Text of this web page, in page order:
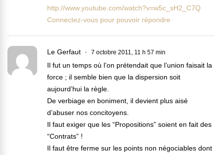
http://www.youtube.com/watch?v=w5c_sH2_C7Q
Connectez-vous pour pouvoir répondre
Le Gerfaut 7 octobre 2011, 11 h 57 min
Il fut un temps où l’on prétendait que l’union faisait la
force ; il semble bien que la dispersion soit
aujourd’hui la règle.
De verbiage en boniment, il devient plus aisé
d’abuser nos concitoyens.
Il faut exiger que les “Propositions” soient en fait des
“Contrats” !
Il faut être ferme sur les points non négociables dont